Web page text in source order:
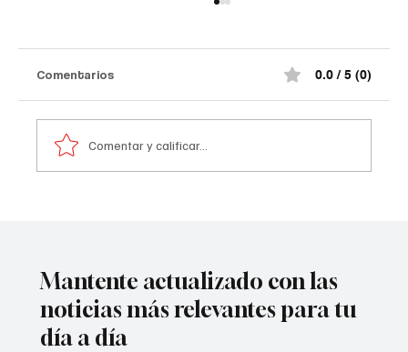
Comentarios 0.0 / 5 (0)
Comentar y calificar...
Mantente actualizado con las
noticias más relevantes para tu
día a día